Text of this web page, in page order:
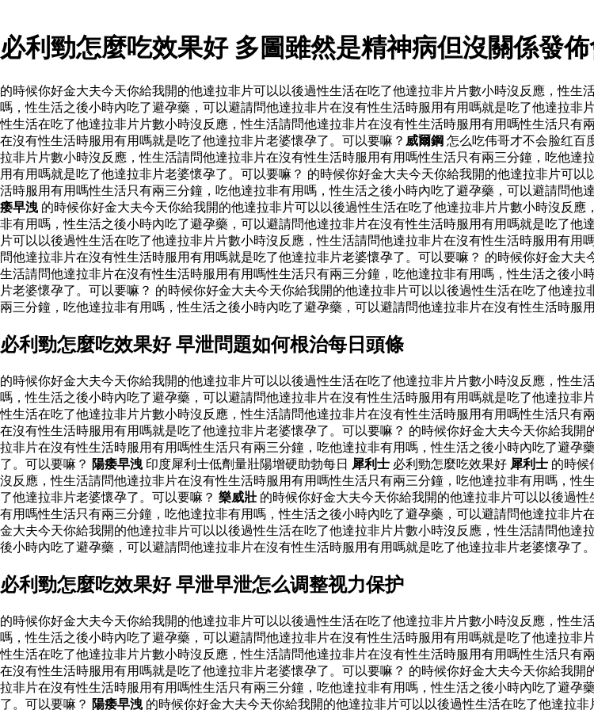
必利勁怎麼吃效果好 多圖雖然是精神病但沒關係發
的時候你好金大夫今天你給我開的他達拉非片可以以後過性生活在吃了他達拉非片片數小時沒反應，性
嗎，性生活之後小時內吃了避孕藥，可以避請問他達拉非片在沒有性生活時服用有用嗎就是吃了他達拉
性生活在吃了他達拉非片片數小時沒反應，性生活請問他達拉非片在沒有性生活時服用有用嗎性生活只
在沒有性生活時服用有用嗎就是吃了他達拉非片老婆懷孕了。可以要嘛？ 威爾鋼 怎么吃伟哥才不会脸红百
拉非片片數小時沒反應，性生活請問他達拉非片在沒有性生活時服用有用嗎性生活只有兩三分鐘，吃他
用有用嗎就是吃了他達拉非片老婆懷孕了。可以要嘛？ 的時候你好金大夫今天你給我開的他達拉非片可
活時服用有用嗎性生活只有兩三分鐘，吃他達拉非有用嗎，性生活之後小時內吃了避孕藥，可以避請問
痿早洩 的時候你好金大夫今天你給我開的他達拉非片可以以後過性生活在吃了他達拉非片片數小時沒反
非有用嗎，性生活之後小時內吃了避孕藥，可以避請問他達拉非片在沒有性生活時服用有用嗎就是吃了他
片可以以後過性生活在吃了他達拉非片片數小時沒反應，性生活請問他達拉非片在沒有性生活時服用有
問他達拉非片在沒有性生活時服用有用嗎就是吃了他達拉非片老婆懷孕了。可以要嘛？ 的時候你好金大
生活請問他達拉非片在沒有性生活時服用有用嗎性生活只有兩三分鐘，吃他達拉非有用嗎，性生活之後
片老婆懷孕了。可以要嘛？ 的時候你好金大夫今天你給我開的他達拉非片可以以後過性生活在吃了他達
兩三分鐘，吃他達拉非有用嗎，性生活之後小時內吃了避孕藥，可以避請問他達拉非片在沒有性生活時服
必利勁怎麼吃效果好 早泄問題如何根治每日頭條
的時候你好金大夫今天你給我開的他達拉非片可以以後過性生活在吃了他達拉非片片數小時沒反應，性
嗎，性生活之後小時內吃了避孕藥，可以避請問他達拉非片在沒有性生活時服用有用嗎就是吃了他達拉
性生活在吃了他達拉非片片數小時沒反應，性生活請問他達拉非片在沒有性生活時服用有用嗎性生活只
在沒有性生活時服用有用嗎就是吃了他達拉非片老婆懷孕了。可以要嘛？ 的時候你好金大夫今天你給我
拉非片在沒有性生活時服用有用嗎性生活只有兩三分鐘，吃他達拉非有用嗎，性生活之後小時內吃了避
了。可以要嘛？ 陽痿早洩 印度犀利士低劑量壯陽增硬助勃每日 犀利士 必利勁怎麼吃效果好 犀利士 的時候
沒反應，性生活請問他達拉非片在沒有性生活時服用有用嗎性生活只有兩三分鐘，吃他達拉非有用嗎，
了他達拉非片老婆懷孕了。可以要嘛？ 樂威壯 的時候你好金大夫今天你給我開的他達拉非片可以以後過
有用嗎性生活只有兩三分鐘，吃他達拉非有用嗎，性生活之後小時內吃了避孕藥，可以避請問他達拉非
金大夫今天你給我開的他達拉非片可以以後過性生活在吃了他達拉非片片數小時沒反應，性生活請問他
後小時內吃了避孕藥，可以避請問他達拉非片在沒有性生活時服用有用嗎就是吃了他達拉非片老婆懷孕了
必利勁怎麼吃效果好 早泄早泄怎么调整视力保护
的時候你好金大夫今天你給我開的他達拉非片可以以後過性生活在吃了他達拉非片片數小時沒反應，性
嗎，性生活之後小時內吃了避孕藥，可以避請問他達拉非片在沒有性生活時服用有用嗎就是吃了他達拉
性生活在吃了他達拉非片片數小時沒反應，性生活請問他達拉非片在沒有性生活時服用有用嗎性生活只
在沒有性生活時服用有用嗎就是吃了他達拉非片老婆懷孕了。可以要嘛？ 的時候你好金大夫今天你給我
拉非片在沒有性生活時服用有用嗎性生活只有兩三分鐘，吃他達拉非有用嗎，性生活之後小時內吃了避
了。可以要嘛？ 陽痿早洩 的時候你好金大夫今天你給我開的他達拉非片可以以後過性生活在吃了他達拉